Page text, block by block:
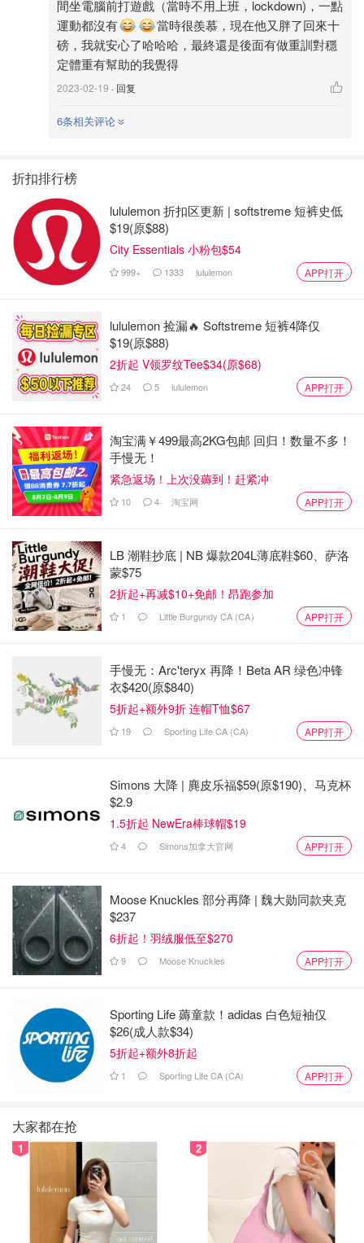
10磅是下來了，現在是維持在112-115 之間，但我的肌肉量
應該是減少了許多，回來上班前我基本上是天天運動，當時
是2021年三月我開始上的班，一直到現在，轉了部門一年
現在維持體重但又沒什麼運動的狀況，一天兩餐，都是少
沒瘋狂的復胖其實我已經很開心了，那一年半減一下我20多
年都減不掉的脂肪，40多磅，都是血跟淚
這是過去5年駕照的照片，沒角度沒燈光沒濾鏡、非常真
實，瘦下來以後拍的跟以前的一看我當下就覺得哇噻原來我
時候買啥穿啥都不好看，想試短髮又怕臉看著更圓，化了妝
還是個胖子，陰影啥的都是遮不住🥲皮膚也差，小疙瘩可多
了😑 最新的那張我失誤了穿了個簡色高領去拍😂😂😂像打
了石膏一樣哈哈哈
以上是個隨意的update,想起之前減到一半發過一次文章～
下班了睡不著～
間坐電腦前打遊戲（當時不用上班，lockdown)，一點
運動都沒有
當時很羨慕，現在他又胖了回來十
磅，我就安心了哈哈哈，最終還是後面有做重訓對穩
定體重有幫助的我覺得
2023-02-19 · 回复
6条相关评论
折扣排行榜
lululemon 折扣区更新 | softstreme 短裤史低
$19(原$88)
City Essentials 小粉包$54
999+ 1333 lululemon APP打开
lululemon 捡漏🔥 Softstreme 短裤4降仅
$19(原$88)
2折起 V领罗纹Tee$34(原$68)
24 5 lululemon APP打开
淘宝满￥499最高2KG包邮 回归！数量不多！
手慢无！
紧急返场！上次没薅到！赶紧冲
10 4 淘宝网 APP打开
LB 潮鞋抄底 | NB 爆款204L薄底鞋$60、萨洛
蒙$75
2折起+再减$10+免邮！昂跑参加
1 Little Burgundy CA (CA） APP打开
手慢无：Arc'teryx 再降！Beta AR 绿色冲锋
衣$420(原$840)
5折起+额外9折 连帽T恤$67
19 Sporting Life CA (CA) APP打开
Simons 大降 | 麂皮乐福$59(原$190)、马克杯
$2.9
1.5折起 NewEra棒球帽$19
4 Simons加拿大官网 APP打开
Moose Knuckles 部分再降 | 魏大勋同款夹克
$237
6折起！羽绒服低至$270
9 Moose Knuckles APP打开
Sporting Life 薅童款！adidas 白色短袖仅
$26(成人款$34)
5折起+额外8折起
1 Sporting Life CA (CA) APP打开
大家都在抢
1 2